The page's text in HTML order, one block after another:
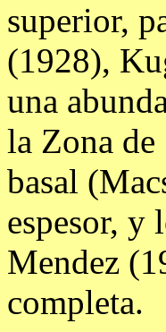
superior,
(1928),
una
la Zona de
basal
espesor, y
Mendez
completa.